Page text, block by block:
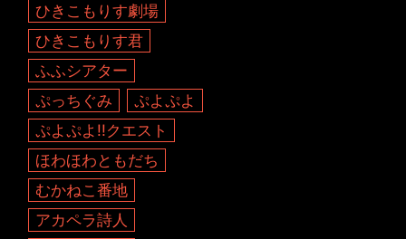
ひきこもりす劇場
ひきこもりす君
ふふシアター
ぷっちぐみ
ぷよぷよ
ぷよぷよ!!クエスト
ほわほわともだち
むかねこ番地
アカペラ詩人